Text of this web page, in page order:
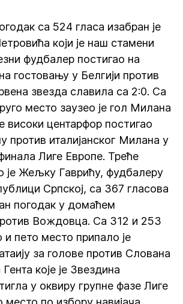
са 524 гласа изабран је
који је наш стамени
фудбалер постигао на
гостовању у Белгији против
звезда славила са 2:0. Са
место заузео је гол Милана
високи центарфор постигао
против италијанског Милана у
Лиге Европе. Треће
је Жељку Гаврићу, фудбалеру
Српској, са 367 гласова
погодак у домаћем
Вождовца. Са 312 и 253
и пето место припало је
за голове против Слована
које је Звездина
у оквиру групне фазе Лиге